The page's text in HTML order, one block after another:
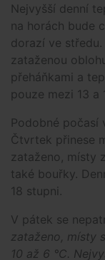
Nejvyšší denní
na horách bude
dorazí ve
zataženou
přeháňkami a
pouze mezi 13 a
Podobné počasí
Čtvrtek přinese
zataženo, místy
také bouřky.
18 stupni.
V pátek se
zataženo, místy
10 až 6 °C.